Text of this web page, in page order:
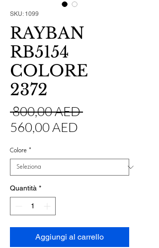
SKU: 1099
RAYBAN
RB5154
COLORE
2372
800,00 AED Prezzo
560,00 AED
Colore *
Quantità *
Aggiungi al carrello